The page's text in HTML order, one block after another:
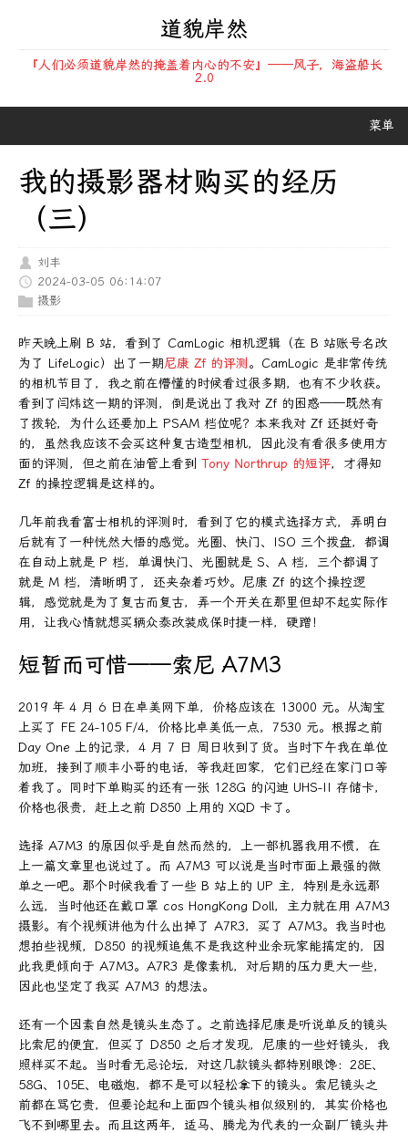
道貌岸然
『人们必须道貌岸然的掩盖着内心的不安』——风子，海盗船长
2.0
菜单
我的摄影器材购买的经历
（三）
刘丰
2024-03-05 06:14:07
摄影
昨天晚上刷 B 站，看到了 CamLogic 相机逻辑（在 B 站账号名改
为了 LifeLogic）出了一期尼康 Zf 的评测 。CamLogic 是非常传统
的相机节目了，我之前在懵懂的时候看过很多期，也有不少收获。
看到了闫炜这一期的评测，倒是说出了我对 Zf 的困惑——既然有
了拨轮，为什么还要加上 PSAM 档位呢？本来我对 Zf 还挺好奇
的，虽然我应该不会买这种复古造型相机，因此没有看很多使用方
面的评测，但之前在油管上看到 Tony Northrup 的短评，才得知
Zf 的操控逻辑是这样的。
几年前我看富士相机的评测时，看到了它的模式选择方式，弄明白
后就有了一种恍然大悟的感觉。光圈、快门、ISO 三个拨盘，都调
在自动上就是 P 档，单调快门、光圈就是 S、A 档，三个都调了
就是 M 档，清晰明了，还夹杂着巧妙。尼康 Zf 的这个操控逻
辑，感觉就是为了复古而复古，弄一个开关在那里但却不起实际作
用，让我心情就想买辆众泰改装成保时捷一样，硬蹭！
短暂而可惜——索尼 A7M3
2019 年 4 月 6 日在卓美网下单，价格应该在 13000 元。从淘宝
上买了 FE 24-105 F/4，价格比卓美低一点，7530 元。根据之前
Day One 上的记录，4 月 7 日 周日收到了货。当时下午我在单位
加班，接到了顺丰小哥的电话，等我赶回家，它们已经在家门口等
着我了。同时下单购买的还有一张 128G 的闪迪 UHS-II 存储卡，
价格也很贵，赶上之前 D850 上用的 XQD 卡了。
选择 A7M3 的原因似乎是自然而然的，上一部机器我用不惯，在
上一篇文章里也说过了。而 A7M3 可以说是当时市面上最强的微
单之一吧。那个时候我看了一些 B 站上的 UP 主，特别是永远那
么远，当时他还在戴口罩 cos HongKong Doll，主力就在用 A7M3
摄影。有个视频讲他为什么出掉了 A7R3，买了 A7M3。我当时也
想拍些视频，D850 的视频追焦不是我这种业余玩家能搞定的，因
此我更倾向于 A7M3。A7R3 是像素机，对后期的压力更大一些，
因此也坚定了我买 A7M3 的想法。
还有一个因素自然是镜头生态了。之前选择尼康是听说单反的镜头
比索尼的便宜，但买了 D850 之后才发现，尼康的一些好镜头，我
照样买不起。当时看无忌论坛，对这几款镜头都特别眼馋：28E、
58G、105E、电磁炮，都不是可以轻松拿下的镜头。索尼镜头之
前都在骂它贵，但要论起和上面四个镜头相似级别的，其实价格也
飞不到哪里去。而且这两年，适马、腾龙为代表的一众副厂镜头井